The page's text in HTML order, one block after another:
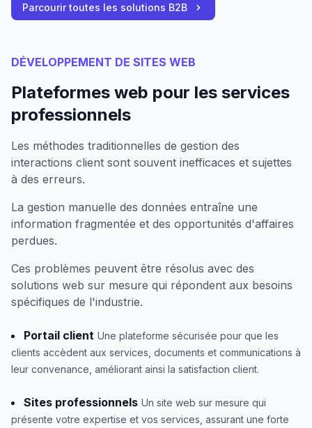
Parcourir toutes les solutions B2B
DÉVELOPPEMENT DE SITES WEB
Plateformes web pour les services
professionnels
Les méthodes traditionnelles de gestion des
interactions client sont souvent inefficaces et sujettes
à des erreurs.
La gestion manuelle des données entraîne une
information fragmentée et des opportunités d'affaires
perdues.
Ces problèmes peuvent être résolus avec des
solutions web sur mesure qui répondent aux besoins
spécifiques de l'industrie.
Portail client Une plateforme sécurisée pour que les
clients accèdent aux services, documents et communications à
leur convenance, améliorant ainsi la satisfaction client.
Sites professionnels Un site web sur mesure qui
présente votre expertise et vos services, assurant une forte